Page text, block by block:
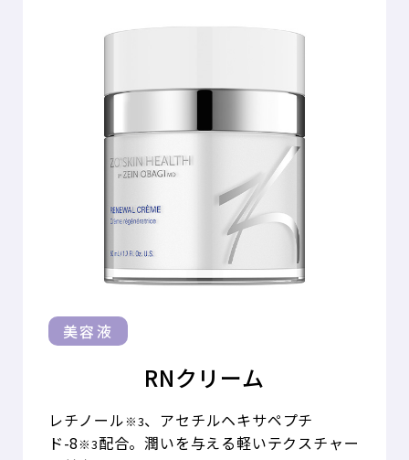
美容液
RNクリーム
レチノール※3、アセチルヘキサペプチ
ド-8※3配合。潤いを与える軽いテクスチャー